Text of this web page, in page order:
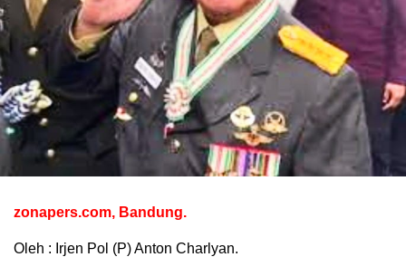
zonapers.com, Bandung.
Oleh : Irjen Pol (P) Anton Charlyan.